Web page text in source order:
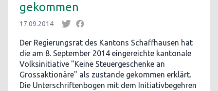
gekommen
17.09.2014
Der Regierungsrat des Kantons Schaffhausen hat
die am 8. September 2014 eingereichte kantonale
Volksinitiative "Keine Steuergeschenke an
Grossaktionäre" als zustande gekommen erklärt.
Die Unterschriftenbogen mit dem Initiativbegehren